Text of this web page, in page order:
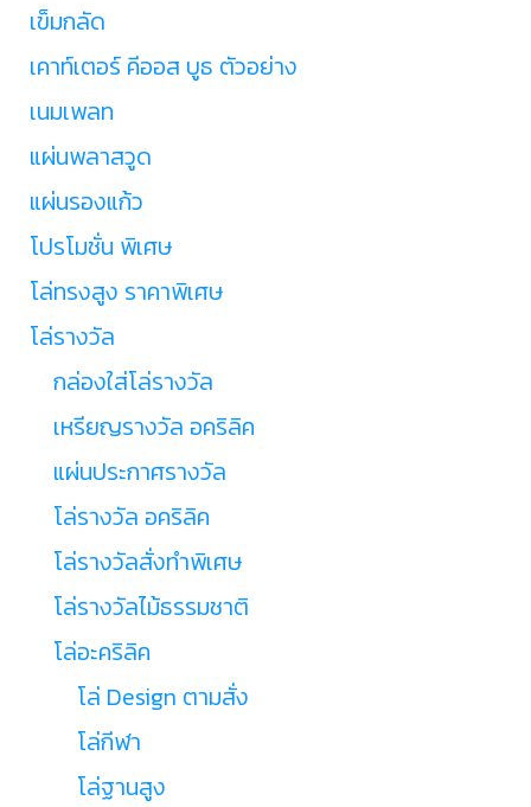
เข็มกลัด
เคาท์เตอร์ คีออส บูธ ตัวอย่าง
เนมเพลท
แผ่นพลาสวูด
แผ่นรองแก้ว
โปรโมชั่น พิเศษ
โล่ทรงสูง ราคาพิเศษ
โล่รางวัล
กล่องใส่โล่รางวัล
เหรียญรางวัล อคริลิค
แผ่นประกาศรางวัล
โล่รางวัล อคริลิค
โล่รางวัลสั่งทำพิเศษ
โล่รางวัลไม้ธรรมชาติ
โล่อะคริลิค
โล่ Design ตามสั่ง
โล่กีฬา
โล่ฐานสูง